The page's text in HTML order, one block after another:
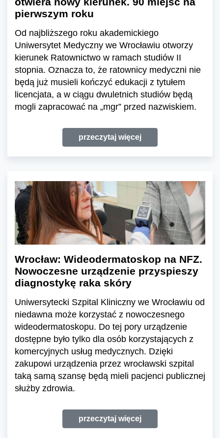
pierwszym roku
Od najbliższego roku akademickiego
Uniwersytet Medyczny we Wrocławiu otworzy
kierunek Ratownictwo w ramach studiów II
stopnia. Oznacza to, że ratownicy medyczni nie
będą już musieli kończyć edukacji z tytułem
licencjata, a w ciągu dwuletnich studiów będą
mogli zapracować na „mgr” przed nazwiskiem.
przeczytaj więcej
Wrocław: Wideodermatoskop na NFZ.
Nowoczesne urządzenie przyspieszy
diagnostykę raka skóry
Uniwersytecki Szpital Kliniczny we Wrocławiu od
niedawna może korzystać z nowoczesnego
wideodermatoskopu. Do tej pory urządzenie
dostępne było tylko dla osób korzystających z
komercyjnych usług medycznych. Dzięki
zakupowi urządzenia przez wrocławski szpital
taką samą szansę będą mieli pacjenci publicznej
służby zdrowia.
przeczytaj więcej